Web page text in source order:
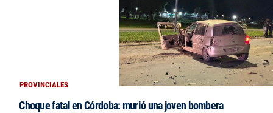
PROVINCIALES
Choque fatal en Córdoba: murió una joven bombera